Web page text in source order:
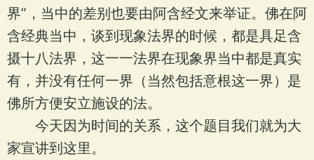
界”，当中的差别也要由阿含经文来举证。佛在阿
含经典当中，谈到现象法界的时候，都是具足含
摄十八法界，这一一法界在现象界当中都是真实
有，并没有任何一界（当然包括意根这一界）是
佛所方便安立施设的法。
今天因为时间的关系，这个题目我们就为大
家宣讲到这里。